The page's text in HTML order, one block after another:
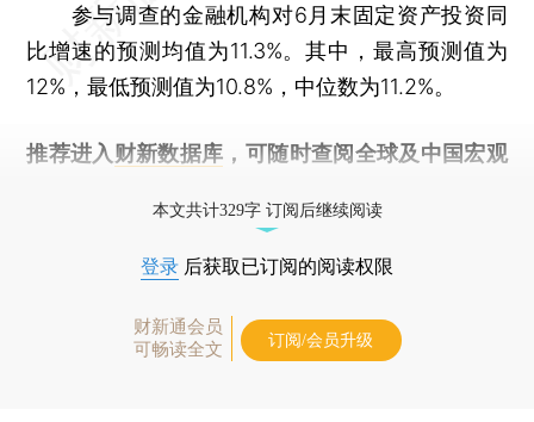
参与调查的金融机构对6月末固定资产投资同
比增速的预测均值为11.3%。其中，最高预测值为
12%，最低预测值为10.8%，中位数为11.2%。
推荐进入 财新数据库 ，可随时查阅全球及中国宏观
本文共计329字 订阅后继续阅读
登录 后获取已订阅的阅读权限
财新通会员
可畅读全文
订阅/会员升级